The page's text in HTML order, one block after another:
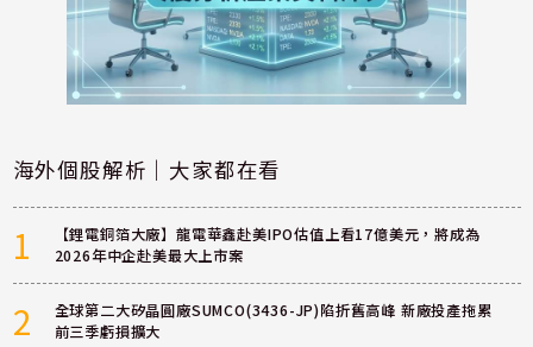
海外個股解析｜大家都在看
1
【鋰電銅箔大廠】龍電華鑫赴美IPO估值上看17億美元，將成為
2026年中企赴美最大上市案
2
全球第二大矽晶圓廠SUMCO(3436-JP)陷折舊高峰 新廠投產拖累
前三季虧損擴大